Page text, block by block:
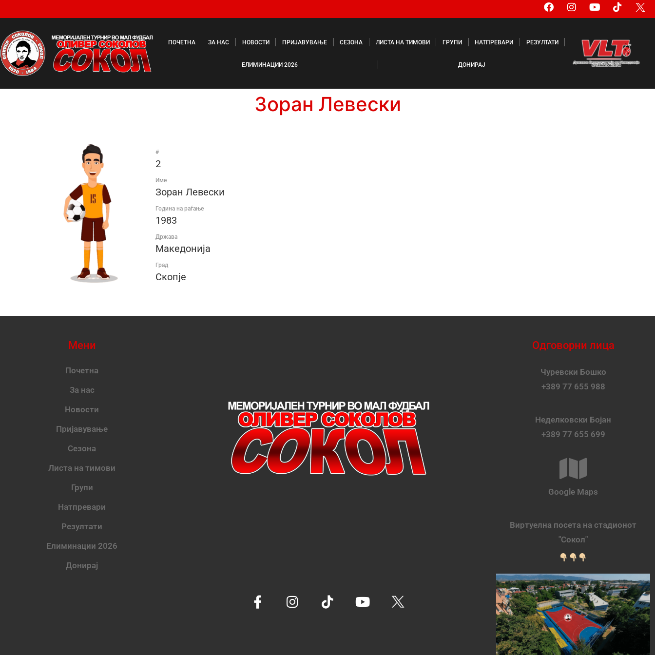
ПОЧЕТНА ЗА НАС НОВОСТИ ПРИЈАВУВАЊЕ СЕЗОНА ЛИСТА НА ТИМОВИ ГРУПИ НАТПРЕВАРИ РЕЗУЛТАТИ
ЕЛИМИНАЦИИ 2026 ДОНИРАЈ
Зоран Левески
#
2
Име
Зоран Левески
Година на раѓање
1983
Држава
Македонија
Град
Скопје
Мени
Почетна
За нас
Новости
Пријавување
Сезона
Листа на тимови
Групи
Натпревари
Резултати
Елиминации 2026
Донирај
Одговорни лица
Чуревски Бошко
+389 77 655 988
Неделковски Бојан
+389 77 655 699
Google Maps
Виртуелна посета на стадионот
"Сокол"